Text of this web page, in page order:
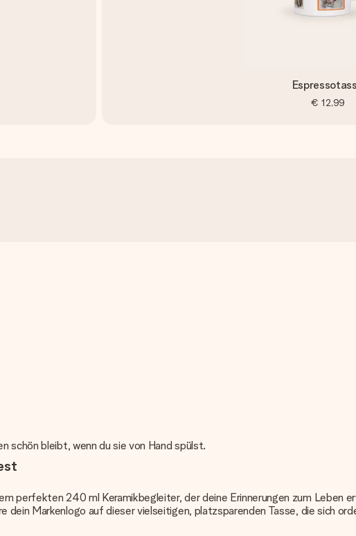
€ 12,99
schön bleibt, wenn du sie von Hand spülst.
perfekten 240 ml Keramikbegleiter, der deine Erinnerungen zum Leben
Markenlogo auf dieser vielseitigen, platzsparenden Tasse, die sich